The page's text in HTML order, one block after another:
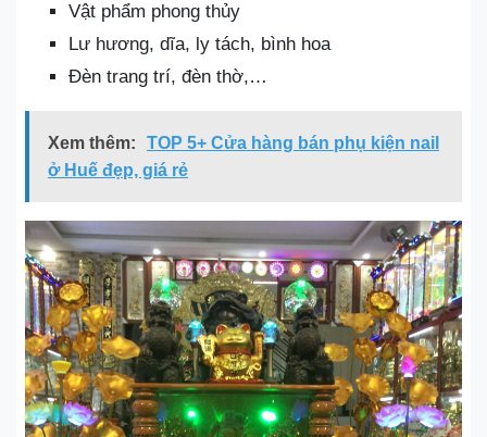
Vật phẩm phong thủy
Lư hương, dĩa, ly tách, bình hoa
Đèn trang trí, đèn thờ,…
Xem thêm:
TOP 5+ Cửa hàng bán phụ kiện nail
ở Huế đẹp, giá rẻ